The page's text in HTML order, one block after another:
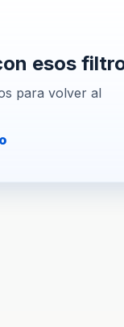
esos
para volver al